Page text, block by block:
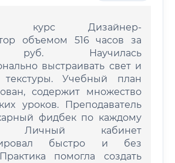
курс Дизайнер-
объемом 516 часов за
руб. Научилась
выстраивать свет и
текстуры. Учебный план
содержит множество
уроков. Преподаватель
фидбек по каждому
Личный кабинет
быстро и без
помогла создать